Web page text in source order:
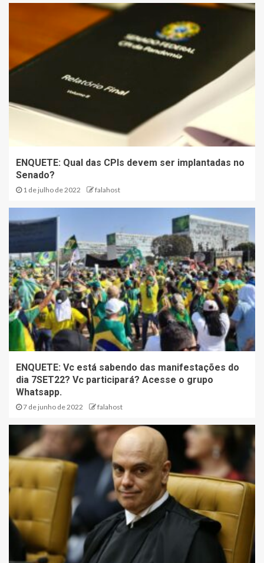
ENQUETE: Qual das CPIs devem ser implantadas no
Senado?
1 de julho de 2022 falahost
ENQUETE: Vc está sabendo das manifestações do
dia 7SET22? Vc participará? Acesse o grupo
Whatsapp.
7 de junho de 2022 falahost